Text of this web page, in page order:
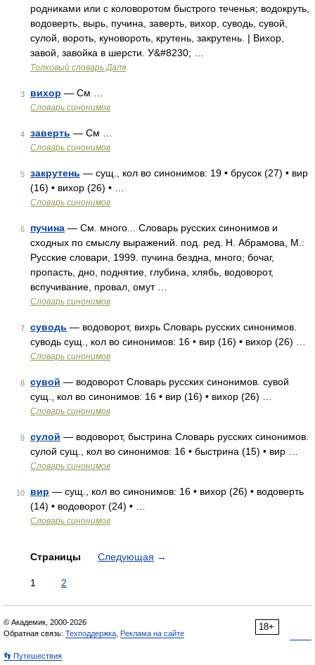
родниками или с коловоротом быстрого теченья; водокруть,
водоверть, вырь, пучина, заверть, вихор, суводь, сувой,
сулой, вороть, куновороть, крутень, закрутень. | Вихор,
завой, завойка в шерсти. У&#8230; …
Толковый словарь Даля
3 вихор — См …
Словарь синонимов
4 заверть — См …
Словарь синонимов
5 закрутень — сущ., кол во синонимов: 19 • брусок (27) • вир
(16) • вихор (26) • …
Словарь синонимов
6 пучина — См. много... Словарь русских синонимов и
сходных по смыслу выражений. под. ред. Н. Абрамова, М.:
Русские словари, 1999. пучина бездна, много; бочаг,
пропасть, дно, поднятие, глубина, хлябь, водоворот,
вспучивание, провал, омут …
Словарь синонимов
7 суводь — водоворот, вихрь Словарь русских синонимов.
суводь сущ., кол во синонимов: 16 • вир (16) • вихор (26) …
Словарь синонимов
8 сувой — водоворот Словарь русских синонимов. сувой
сущ., кол во синонимов: 16 • вир (16) • вихор (26) …
Словарь синонимов
9 сулой — водоворот, быстрина Словарь русских синонимов.
сулой сущ., кол во синонимов: 16 • быстрина (15) • вир …
Словарь синонимов
10 вир — сущ., кол во синонимов: 16 • вихор (26) • водоверть
(14) • водоворот (24) • …
Словарь синонимов
Страницы Следующая →
1 2
18+
© Академик, 2000-2026
Обратная связь: Техподдержка Реклама на сайте
👣 Путешествия